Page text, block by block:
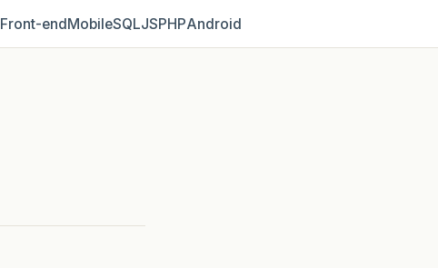
Front‑endMobileSQLJSPHPAndroid